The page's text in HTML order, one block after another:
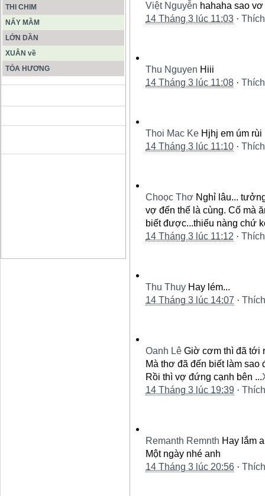
THI CHIM
NẨY MẦM
LỚN DẦN
XUÂN về
TỎA HƯƠNG
Việt Nguyễn hahaha sao
14 Tháng 3 lúc 11:03 · Thích
Thu Nguyen Hiii
14 Tháng 3 lúc 11:08 · Thích
Thoi Mac Ke Hjhj em úm rùi
14 Tháng 3 lúc 11:10 · Thích
Choọc Thơ Nghỉ lâu...
vợ đến thế là cùng. Cố mà
biết được...thiếu nàng chứ
14 Tháng 3 lúc 11:12 · Thích
Thu Thuy Hay lém...
14 Tháng 3 lúc 14:07 · Thích
Oanh Lê Giờ cơm thì đã tới
Mà thơ đã đến biết làm sao
Rồi thì vợ đứng cạnh bên ...
14 Tháng 3 lúc 19:39 · Thích
Remanth Remnth Hay lắm
Một ngày nhé anh
14 Tháng 3 lúc 20:56 · Thích